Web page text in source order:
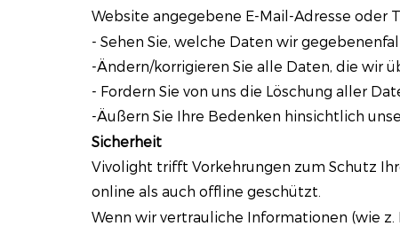
Website angegebene E-Mail-Adresse oder
- Sehen Sie, welche Daten wir
-Ändern/korrigieren Sie alle Daten, die wir
- Fordern Sie von uns die Löschung aller
-Äußern Sie Ihre Bedenken hinsichtlich
Sicherheit
Vivolight trifft Vorkehrungen zum Schutz
online als auch offline geschützt.
Wenn wir vertrauliche Informationen (wie